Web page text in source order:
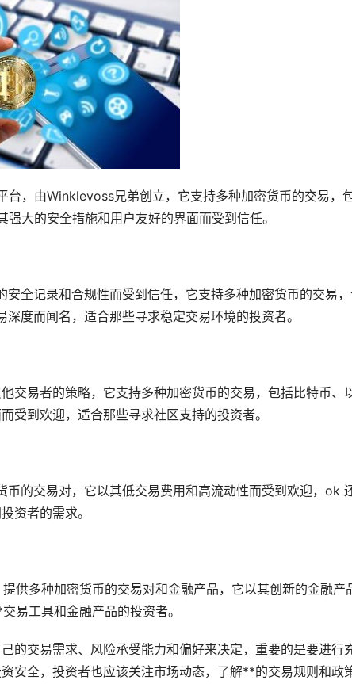
，由Winklevoss兄弟创立，它支持多种加密货币的交易，
大的安全措施和用户友好的界面而受到信任。
全记录和合规性而受到信任，它支持多种加密货币的交易
度而闻名，适合那些寻求稳定交易环境的投资者。
交易者的策略，它支持多种加密货币的交易，包括比特币、
受到欢迎，适合那些寻求社区支持的投资者。
的交易对，它以其低交易费用和高流动性而受到欢迎，ok
资者的需求。
供多种加密货币的交易对和金融产品，它以其创新的金融产
易工具和金融产品的投资者。
的交易需求、风险承受能力和偏好来决定，重要的是要进行
安全，投资者也应该关注市场动态，了解**的交易规则和政